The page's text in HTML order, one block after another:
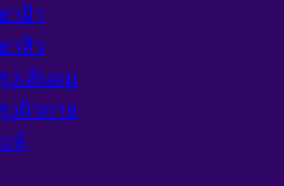
ฝ้า
สิว
เส้นผม
ผิวกาย
พ้